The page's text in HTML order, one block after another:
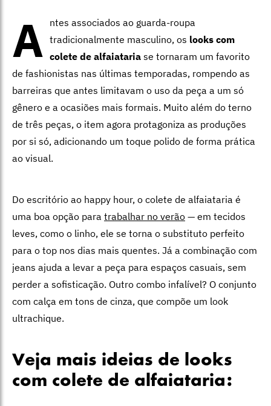
A ntes associados ao guarda-roupa
tradicionalmente masculino, os looks com
colete de alfaiataria se tornaram um favorito
de fashionistas nas últimas temporadas, rompendo as
barreiras que antes limitavam o uso da peça a um só
gênero e a ocasiões mais formais. Muito além do terno
de três peças, o item agora protagoniza as produções
por si só, adicionando um toque polido de forma prática
ao visual.
Do escritório ao happy hour, o colete de alfaiataria é
uma boa opção para trabalhar no verão — em tecidos
leves, como o linho, ele se torna o substituto perfeito
para o top nos dias mais quentes. Já a combinação com
jeans ajuda a levar a peça para espaços casuais, sem
perder a sofisticação. Outro combo infalível? O conjunto
com calça em tons de cinza, que compõe um look
ultrachique.
Veja mais ideias de looks
com colete de alfaiataria: